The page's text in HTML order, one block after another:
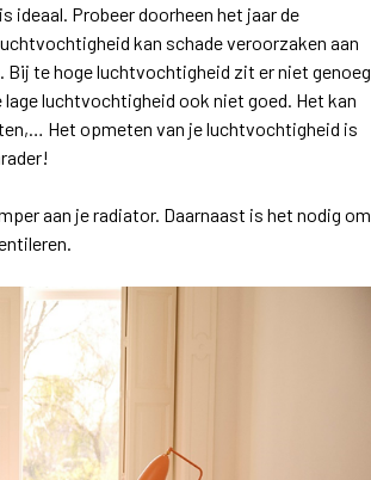
ideaal. Probeer doorheen het jaar de
kan schade veroorzaken aan
te hoge luchtvochtigheid zit er niet genoeg
luchtvochtigheid ook niet goed. Het kan
Het opmeten van je luchtvochtigheid is
aan je radiator. Daarnaast is het nodig om